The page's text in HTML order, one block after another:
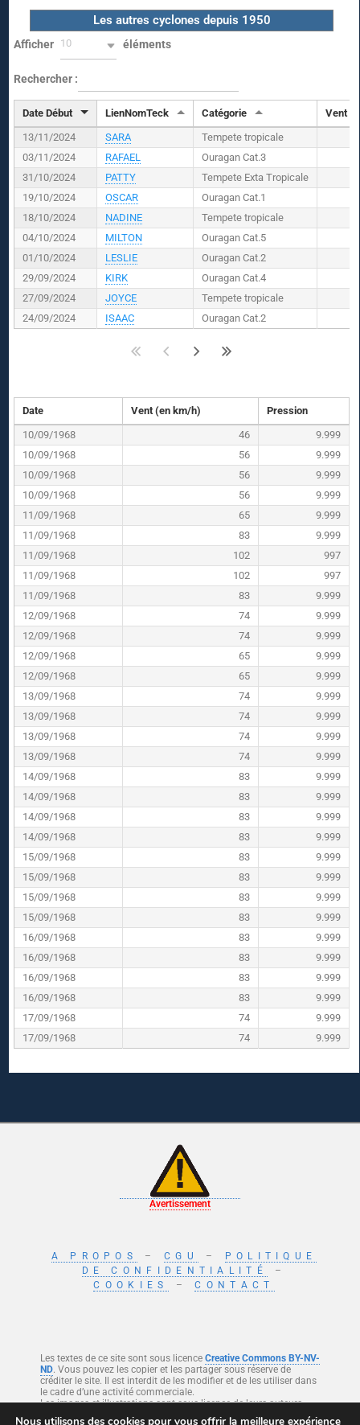
Les autres cyclones depuis 1950
Afficher 10 éléments
Rechercher :
Date Début LienNomTeck Catégorie Vent (
13/11/2024
SARA
Tempete tropicale
03/11/2024
RAFAEL
Ouragan Cat.3
31/10/2024
PATTY
Tempete Exta Tropicale
19/10/2024
OSCAR
Ouragan Cat.1
18/10/2024
NADINE
Tempete tropicale
04/10/2024
MILTON
Ouragan Cat.5
01/10/2024
LESLIE
Ouragan Cat.2
29/09/2024
KIRK
Ouragan Cat.4
27/09/2024
JOYCE
Tempete tropicale
24/09/2024
ISAAC Ouragan Cat.2
Date Vent (en km/h)
Pression
10/09/1968
46
9.999
10/09/1968
56
9.999
10/09/1968
56
9.999
10/09/1968
56
9.999
11/09/1968
65
9.999
11/09/1968
83
9.999
11/09/1968
102
997
11/09/1968
102
997
11/09/1968
83
9.999
12/09/1968
74
9.999
12/09/1968
74
9.999
12/09/1968
65
9.999
12/09/1968
65
9.999
13/09/1968
74
9.999
13/09/1968
74
9.999
13/09/1968
74
9.999
13/09/1968
74
9.999
14/09/1968
83
9.999
14/09/1968
83
9.999
14/09/1968
83
9.999
14/09/1968
83
9.999
15/09/1968
83
9.999
15/09/1968
83
9.999
15/09/1968
83
9.999
15/09/1968
83
9.999
16/09/1968
83
9.999
16/09/1968
83
9.999
16/09/1968
83
9.999
16/09/1968
83
9.999
17/09/1968
74
9.999
17/09/1968
74 9.999
Avertissement
A PROPOS – CGU –
POLITIQUE
DE CONFIDENTIALITÉ
–
COOKIES
–CONTACT
Les textes de ce site sont sous licence Creative Commons BY-NV-
ND. Vous pouvez les copier et les partager sous réserve de
créditer le site. Il est interdit de les modifier et de les utiliser dans
le cadre d’une activité commerciale.
Les images et illustrations sont sous licence de leurs auteurs.
Nous utilisons des cookies pour vous offrir la meilleure expérience